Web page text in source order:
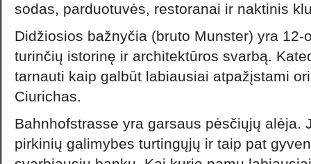
sodas, parduotuvės, restoranai ir naktinis
Didžiosios bažnyčia (bruto Munster) yra 12-
turinčių istorinę ir architektūros svarbą.
tarnauti kaip galbūt labiausiai atpažįstami
Ciurichas.
Bahnhofstrasse yra garsaus pėsčiųjų alėja.
pirkinių galimybes turtingųjų ir taip pat